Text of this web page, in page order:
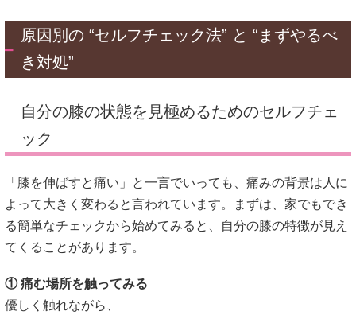
原因別の “セルフチェック法” と “まずやるべ
き対処”
自分の膝の状態を見極めるためのセルフチェ
ック
「膝を伸ばすと痛い」と一言でいっても、痛みの背景は人に
よって大きく変わると言われています。まずは、家でもでき
る簡単なチェックから始めてみると、自分の膝の特徴が見え
てくることがあります。
① 痛む場所を触ってみる
優しく触れながら、